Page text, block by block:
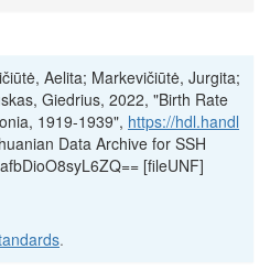
Aelita; Markevičiūtė, Jurgita;
Giedrius, 2022, "Birth Rate
1919-1939", https://hdl.handl
Data Archive for SSH
[fileUNF]
.